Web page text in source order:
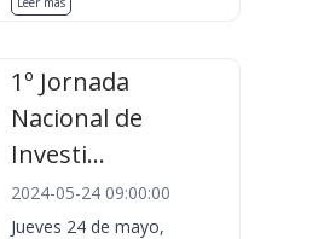
1º Jornada
Nacional de
Investi...
2024-05-24 09:00:00
Jueves 24 de mayo,